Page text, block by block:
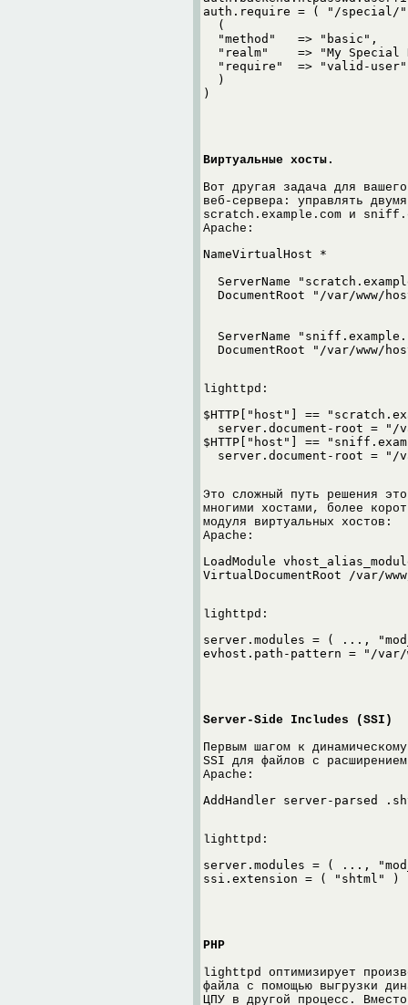
auth.require = ( "/special/"
  (
  "method"   => "basic",
"realm"    => "My Special
  "require"  => "valid-user"
  )
)
Виртуальные хосты.
Вот другая задача для
веб-сервера: управлять
scratch.example.com и
Apache:
ServerName
ServerName
lighttpd:
$HTTP["host"] ==
server.document-root = "/
$HTTP["host"] ==
server.document-root = "/
Это сложный путь решения
многими хостами, более
модуля виртуальных хостов:
Apache:
LoadModule
VirtualDocumentRoot /var/
lighttpd:
server.modules = ( ...,
evhost.path-pattern = "/var/
Server-Side Includes (SSI)
Первым шагом к
SSI для файлов с
Apache:
AddHandler server-parsed
lighttpd:
server.modules = ( ...,
ssi.extension = ( "shtml" )
PHP
lighttpd оптимизирует
файла с помощью выгрузки
ЦПУ в другой процесс.